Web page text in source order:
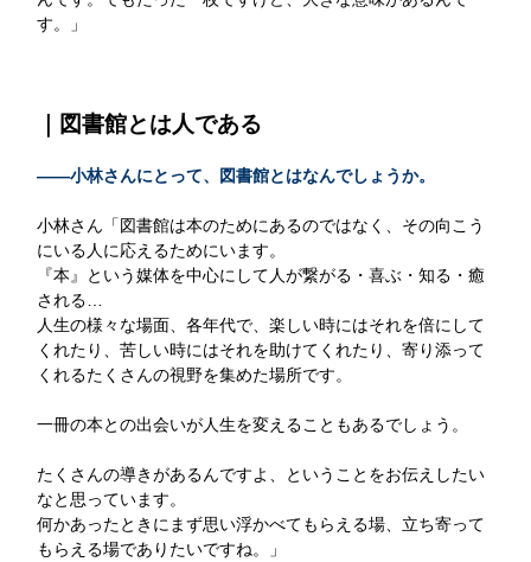
す。」
｜図書館とは人である
——小林さんにとって、図書館とはなんでしょうか。
小林さん「図書館は本のためにあるのではなく、その向こう
にいる人に応えるためにいます。
『本』という媒体を中心にして人が繋がる・喜ぶ・知る・癒
される…
人生の様々な場面、各年代で、楽しい時にはそれを倍にして
くれたり、苦しい時にはそれを助けてくれたり、寄り添って
くれるたくさんの視野を集めた場所です。
一冊の本との出会いが人生を変えることもあるでしょう。
たくさんの導きがあるんですよ、ということをお伝えしたい
なと思っています。
何かあったときにまず思い浮かべてもらえる場、立ち寄って
もらえる場でありたいですね。」